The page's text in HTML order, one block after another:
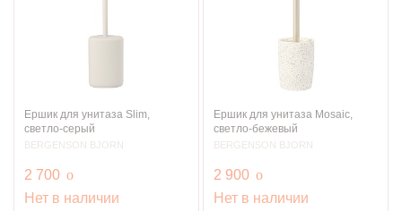
Ершик для унитаза Slim,
светло-серый
BERGENSON BJORN
2 700 руб.
o
Нет в наличии
Ершик для унитаза Mosaic,
светло-бежевый
BERGENSON BJORN
2 900 руб.
o
Нет в наличии